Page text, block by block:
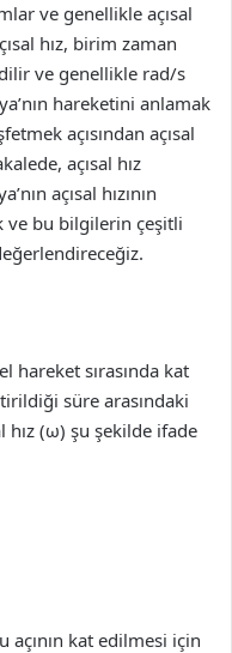
ve genellikle açısal
hız, birim zaman
ve genellikle rad/s
hareketini anlamak
açısından açısal
açısal hız
açısal hızının
ve bu bilgilerin çeşitli
hareket sırasında kat
süre arasındaki
hız (ω) şu şekilde ifade
açının kat edilmesi için